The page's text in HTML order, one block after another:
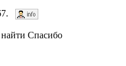
найти Спасибо